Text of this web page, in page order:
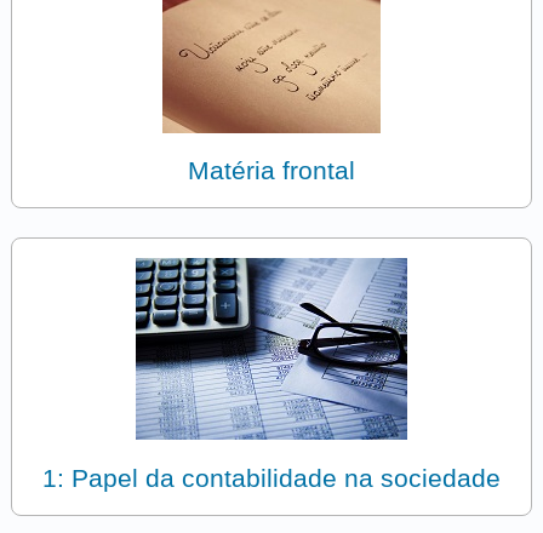
Matéria frontal
1: Papel da contabilidade na sociedade